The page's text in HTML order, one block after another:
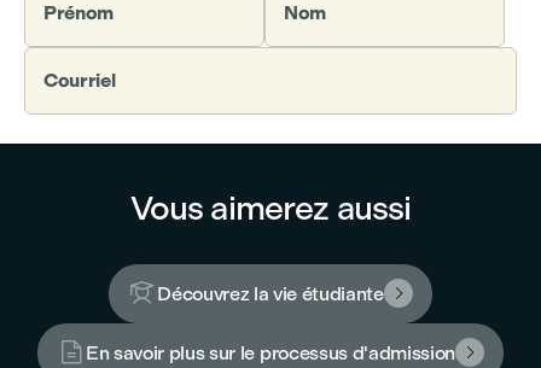
Prénom Nom
Courriel
Vous aimerez aussi
 Découvrez la vie étudiante 
 En savoir plus sur le processus d'admission 